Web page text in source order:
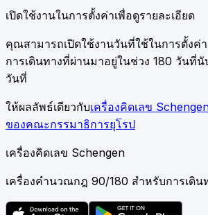
เปิดใช้งานในการตั้งค่าเพื่อดูรายละเอียด
คุณสามารถเปิดใช้งานวันที่ใช้ในการตั้งค่
การเดินทางที่ผ่านมาอยู่ในช่วง 180 วันที่
วันที่
ให้ผลลัพธ์เดียวกับเครื่องคิดเลข
ของคณะกรรมาธิการยุโรป
เครื่องคิดเลข Schengen
เครื่องคำนวณกฎ 90/180 สำหรับการเดินท